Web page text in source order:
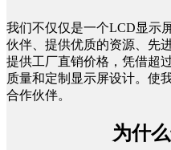
我们不仅仅是一个LCD显示
伙伴、提供优质的资源、先
提供工厂直销价格，凭借超
质量和定制显示屏设计。使
合作伙伴。
为什